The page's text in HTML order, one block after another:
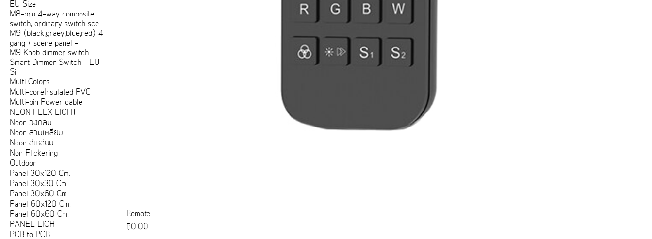
EU Size
M8-pro 4-way composite
switch, ordinary switch sce
M9 (black,graey,blue,red) 4
gang + scene panel -
M9 Knob dimmer switch
Smart Dimmer Switch - EU
Si
Multi Colors
Multi-coreInsulated PVC
Multi-pin Power cable
NEON FLEX LIGHT
Neon วงกลม
Neon สามเหลี่ยม
Neon สี่เหลี่ยม
Non Flickering
Outdoor
Panel 30x120 Cm.
Panel 30x30 Cm.
Panel 30x60 Cm.
Panel 60x120 Cm.
Panel 60x60 Cm.
PANEL LIGHT
PCB to PCB
Remote
ราคา
฿0.00